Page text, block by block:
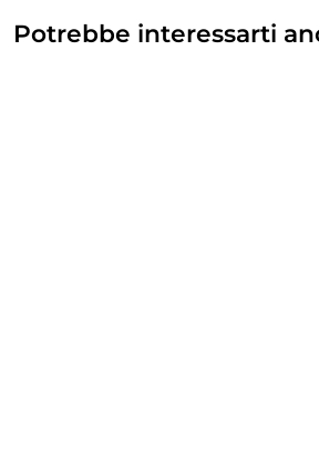
Potrebbe interessarti